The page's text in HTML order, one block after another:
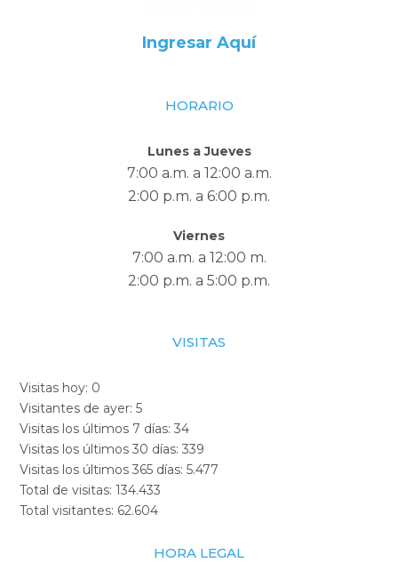
Ingresar Aquí
HORARIO
Lunes a Jueves
7:00 a.m. a 12:00 a.m.
2:00 p.m. a 6:00 p.m.
Viernes
7:00 a.m. a 12:00 m.
2:00 p.m. a 5:00 p.m.
VISITAS
Visitas hoy: 0
Visitantes de ayer:5
Visitas los últimos 7 días:34
Visitas los últimos 30 días:339
Visitas los últimos 365 días:5.477
Total de visitas:134.433
Total visitantes: 62.604
HORA LEGAL